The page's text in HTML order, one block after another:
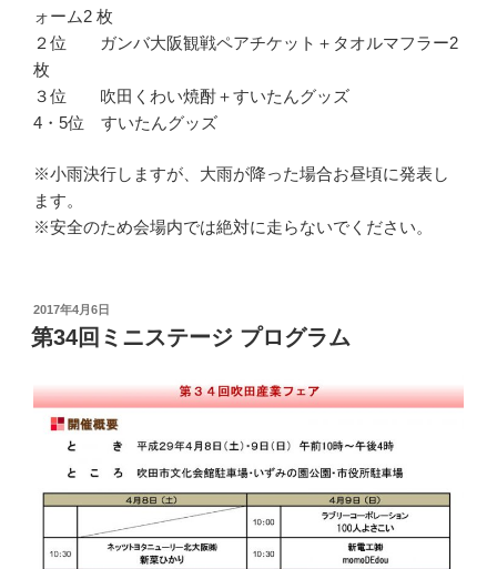
ォーム2 枚
２位 ガンバ大阪観戦ペアチケット＋タオルマフラー2
枚
３位 吹田くわい焼酎＋すいたんグッズ
4・5位 すいたんグッズ
※小雨決行しますが、大雨が降った場合お昼頃に発表し
ます。
※安全のため会場内では絶対に走らないでください。
投
稿
日:
2017年4月6日
第34回ミニステージ プログラム